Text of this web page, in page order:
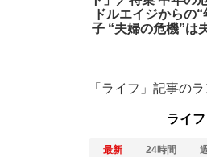
ドルエイジからの
子 “夫婦の危機”は
「ライフ」記事の
ライフ
最新 24時間